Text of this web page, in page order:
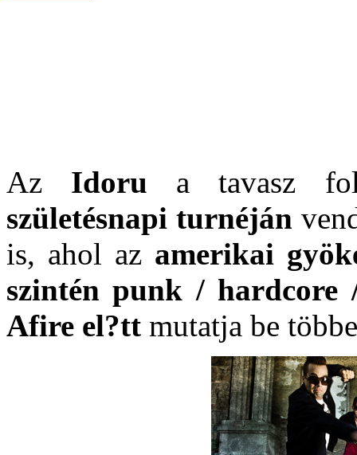
Az Idoru a tavasz
születésnapi turnéján
is, ahol az amerikai
szintén punk / hardcore
Afire el?tt mutatja be